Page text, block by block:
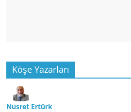
Köşe Yazarları
Nusret Ertürk